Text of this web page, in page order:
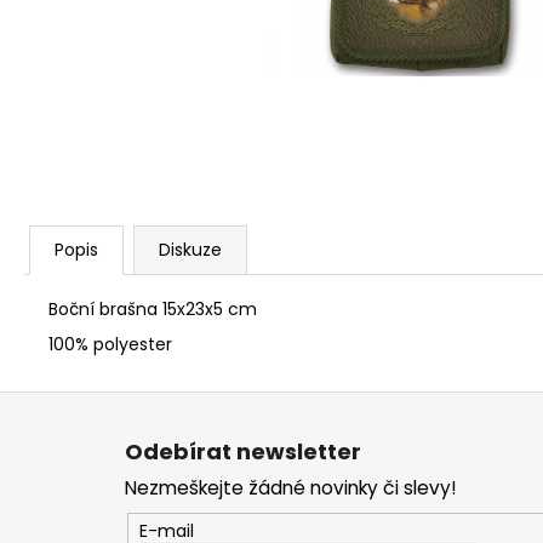
Popis Diskuze
Boční brašna 15x23x5 cm
100% polyester
KOŠILE PINEWOOD PRESTWICK LADIES
Z
Odebírat newsletter
Nezmeškejte žádné novinky či slevy!
E-mail